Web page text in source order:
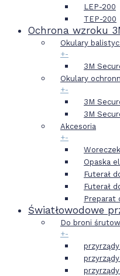
LEP-200
TEP-200
Ochrona wzroku
Okulary
+-
3M
Okulary
+-
3M
3M
Akcesoria
+-
Opaska
Futerał
Futerał
Preparat
Światłowodowe
Do broni
+-